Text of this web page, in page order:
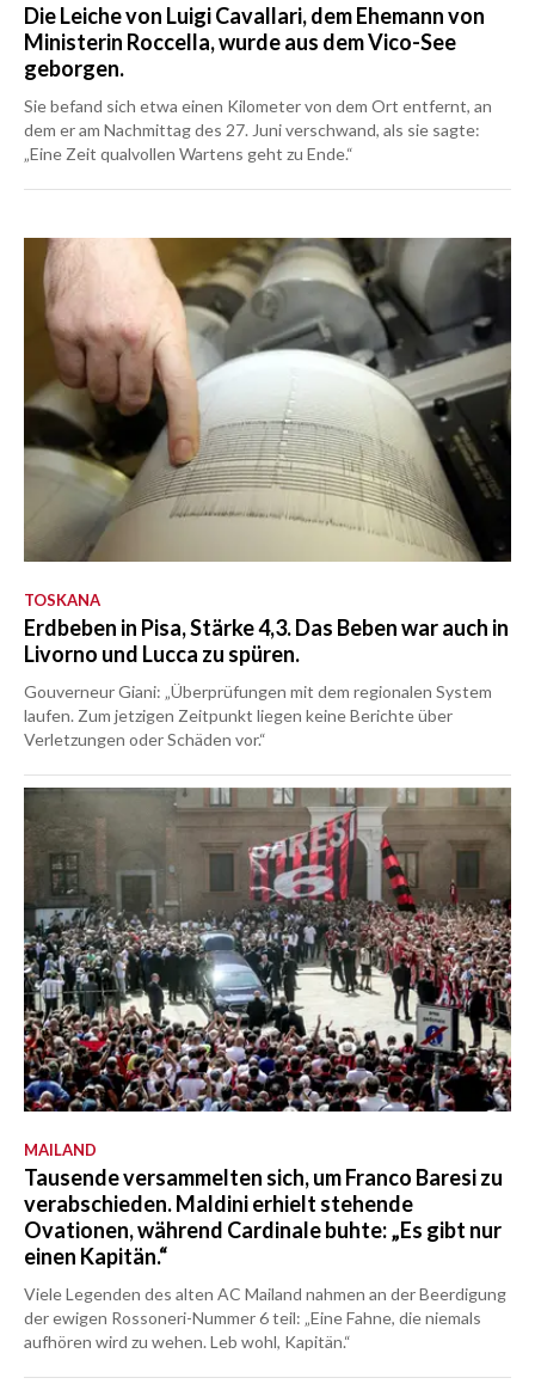
Die Leiche von Luigi Cavallari, dem Ehemann von
Ministerin Roccella, wurde aus dem Vico-See
geborgen.
Sie befand sich etwa einen Kilometer von dem Ort entfernt, an
dem er am Nachmittag des 27. Juni verschwand, als sie sagte:
„Eine Zeit qualvollen Wartens geht zu Ende.“
TOSKANA
Erdbeben in Pisa, Stärke 4,3. Das Beben war auch in
Livorno und Lucca zu spüren.
Gouverneur Giani: „Überprüfungen mit dem regionalen System
laufen. Zum jetzigen Zeitpunkt liegen keine Berichte über
Verletzungen oder Schäden vor.“
MAILAND
Tausende versammelten sich, um Franco Baresi zu
verabschieden. Maldini erhielt stehende
Ovationen, während Cardinale buhte: „Es gibt nur
einen Kapitän.“
Viele Legenden des alten AC Mailand nahmen an der Beerdigung
der ewigen Rossoneri-Nummer 6 teil: „Eine Fahne, die niemals
aufhören wird zu wehen. Leb wohl, Kapitän.“